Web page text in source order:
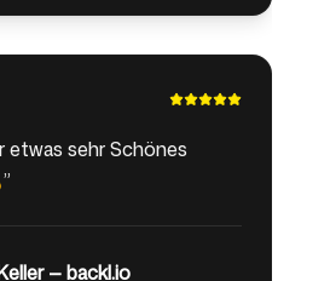
etwas sehr Schönes
”
— backl.io